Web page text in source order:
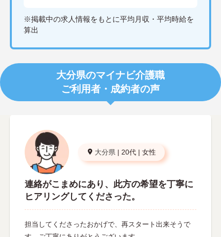
※掲載中の求人情報をもとに平均月収・平均時給を
算出
大分県のマイナビ介護職
ご利用者・成約者の声
大分県 | 20代 | 女性
連絡がこまめにあり、此方の希望を丁寧に
ヒアリングしてくださった。
担当してくださったおかげで、再スタート出来そうで